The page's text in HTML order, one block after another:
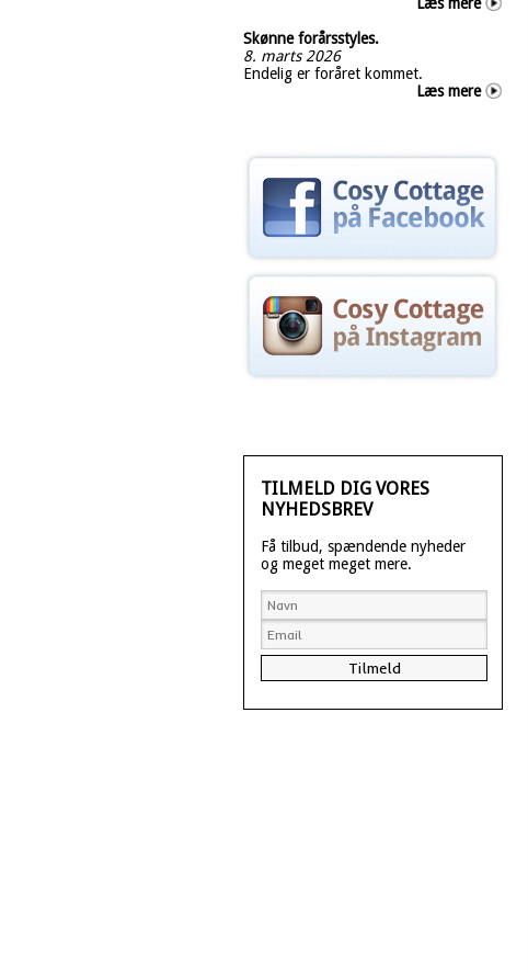
Skønne forårsstyles.
8. marts 2026
Endelig er foråret kommet.
Læs mere
TILMELD DIG VORES
NYHEDSBREV
Få tilbud, spændende nyheder
og meget meget mere.